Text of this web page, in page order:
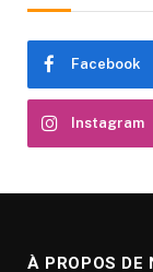
Facebook
Instagram
À PROPOS DE